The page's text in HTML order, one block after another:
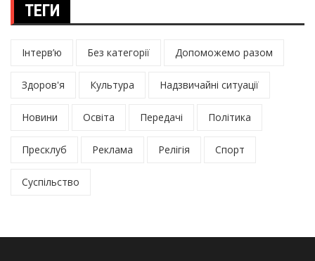
ТЕГИ
Інтерв’ю Без категорії Допоможемо разом
Здоров'я Культура Надзвичайні ситуації
Новини Освіта Передачі Політика
Пресклуб Реклама Релігія Спорт
Суспільство